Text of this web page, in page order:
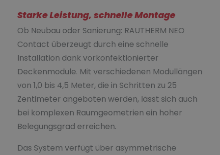
Starke Leistung, schnelle Montage
Ob Neubau oder Sanierung: RAUTHERM NEO
Contact überzeugt durch eine schnelle
Installation dank vorkonfektionierter
Deckenmodule. Mit verschiedenen Modullängen
von 1,0 bis 4,5 Meter, die in Schritten zu 25
Zentimeter angeboten werden, lässt sich auch
bei komplexen Raumgeometrien ein hoher
Belegungsgrad erreichen.
Das System verfügt über asymmetrische